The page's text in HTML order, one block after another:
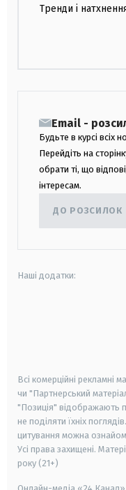
Тренди і
Email -
Будьте в курсі всіх
Перейдіть на
обрати ті, що
інтересам.
ДО РОЗСИЛОК
Наші додатки:
Всі комерційні рекламні
чи "Партнерський
"Позиція" відображають
не поділяти їхніх
цитування можна
Усі права захищені.
року (21+)